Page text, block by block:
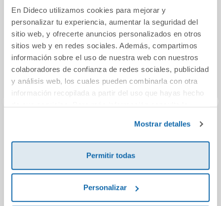
En Dideco utilizamos cookies para mejorar y
personalizar tu experiencia, aumentar la seguridad del
sitio web, y ofrecerte anuncios personalizados en otros
sitios web y en redes sociales. Además, compartimos
información sobre el uso de nuestra web con nuestros
colaboradores de confianza de redes sociales, publicidad
y análisis web, los cuales pueden combinarla con otra
información recopilada a partir del uso que hayas hecho
Mostrar detalles
Permitir todas
Personalizar
del tesoro
7,50€
Una amistad
monstruosa 3. En
busca de la bruja
plateada
16,95€
Comprar
Las